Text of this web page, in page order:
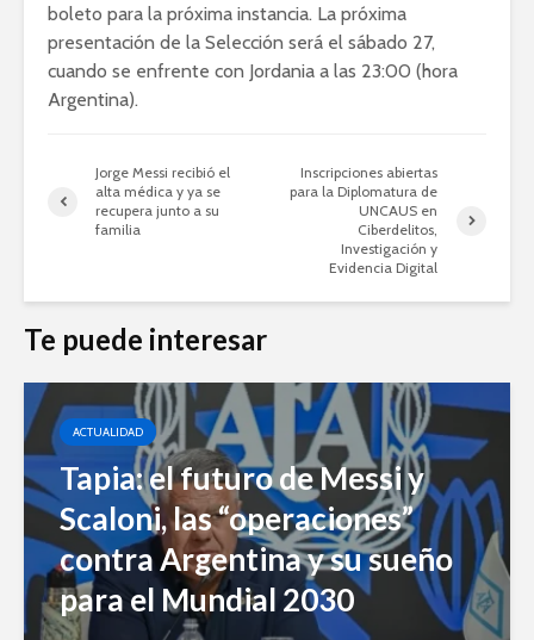
boleto para la próxima instancia. La próxima
presentación de la Selección será el sábado 27,
cuando se enfrente con Jordania a las 23:00 (hora
Argentina).
Jorge Messi recibió el
alta médica y ya se
recupera junto a su
familia
Inscripciones abiertas
para la Diplomatura de
UNCAUS en
Ciberdelitos,
Investigación y
Evidencia Digital
Te puede interesar
ACTUALIDAD
Tapia: el futuro de Messi y
Scaloni, las “operaciones”
contra Argentina y su sueño
para el Mundial 2030